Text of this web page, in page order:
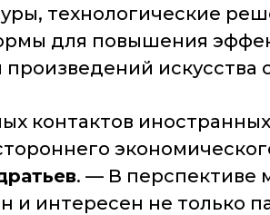
технологические
для повышения
контактов
. — В перспективе
и интересен не только